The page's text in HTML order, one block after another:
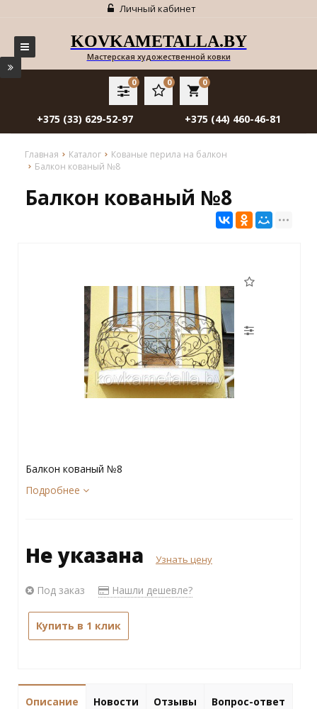
Личный кабинет
KOVKAMETALLA.BY
Мастерская художественной ковки
local_grocery_store
0
0
0
+375 (33) 629-52-97 +375 (44) 460-46-81
Главная Каталог
Кованые перила на балкон
Балкон кованый №8
Балкон кованый №8
Балкон кованый №8
Подробнее
Не указана Узнать цену
Под заказ Нашли дешевле?
Купить в 1 клик
Описание Новости Отзывы Вопрос-ответ